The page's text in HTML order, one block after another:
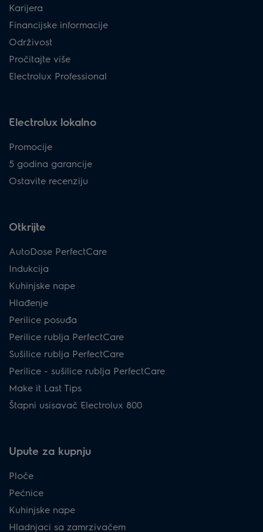
Karijera
Financijske informacije
Održivost
Pročitajte više
Electrolux Professional
Electrolux lokalno
Promocije
5 godina garancije
Ostavite recenziju
Otkrijte
AutoDose PerfectCare
Indukcija
Kuhinjske nape
Hlađenje
Perilice posuđa
Perilice rublja PerfectCare
Sušilice rublja PerfectCare
Perilice - sušilice rublja PerfectCare
Make it Last Tips
Štapni usisavač Electrolux 800
Upute za kupnju
Ploče
Pećnice
Kuhinjske nape
Hladnjaci sa zamrzivačem